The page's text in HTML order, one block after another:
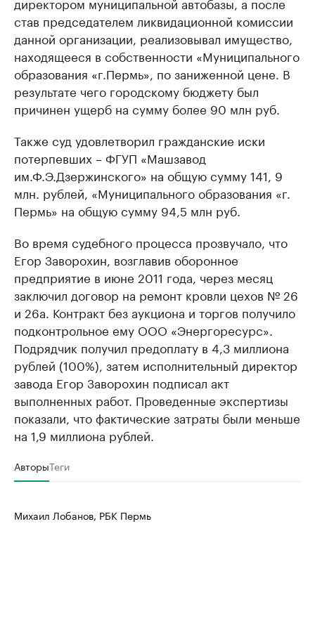
став председателем ликвидационной комиссии
данной организации, реализовывал имущество,
находящееся в собственности «Муниципального
образования «г.Пермь», по заниженной цене. В
результате чего городскому бюджету был
причинен ущерб на сумму более 90 млн руб.
Также суд удовлетворил гражданские иски
потерпевших – ФГУП «Машзавод
им.Ф.Э.Дзержинского» на общую сумму 141, 9
млн. рублей, «Муниципального образования «г.
Пермь» на общую сумму 94,5 млн руб.
Во время судебного процесса прозвучало, что
Егор Заворохин, возглавив оборонное
предприятие в июне 2011 года, через месяц
заключил договор на ремонт кровли цехов № 26
и 26а. Контракт без аукциона и торгов получило
подконтрольное ему ООО «Энергоресурс».
Подрядчик получил предоплату в 4,3 миллиона
рублей (100%), затем исполнительный директор
завода Егор Заворохин подписал акт
выполненных работ. Проведенные экспертизы
показали, что фактические затраты были меньше
на 1,9 миллиона рублей.
АвторыТеги
Михаил Лобанов, РБК Пермь